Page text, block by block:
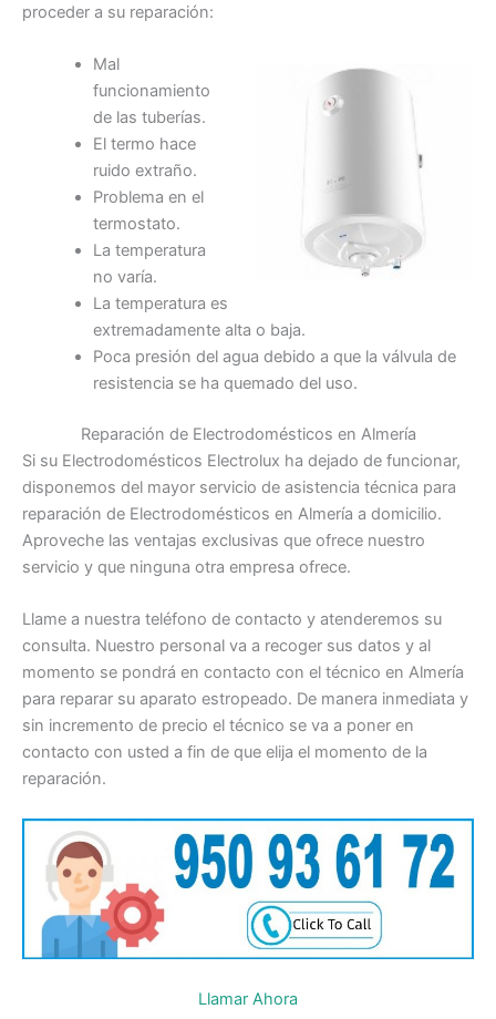
proceder a su reparación:
Mal
funcionamiento
de las tuberías.
El termo hace
ruido extraño.
Problema en el
termostato.
La temperatura
no varía.
La temperatura es
extremadamente alta o baja.
Poca presión del agua debido a que la válvula de
resistencia se ha quemado del uso.
Reparación de Electrodomésticos en Almería
Si su Electrodomésticos Electrolux ha dejado de funcionar,
disponemos del mayor servicio de asistencia técnica para
reparación de Electrodomésticos en Almería a domicilio.
Aproveche las ventajas exclusivas que ofrece nuestro
servicio y que ninguna otra empresa ofrece.
Llame a nuestra teléfono de contacto y atenderemos su
consulta. Nuestro personal va a recoger sus datos y al
momento se pondrá en contacto con el técnico en Almería
para reparar su aparato estropeado. De manera inmediata y
sin incremento de precio el técnico se va a poner en
contacto con usted a fin de que elija el momento de la
reparación.
Llamar Ahora